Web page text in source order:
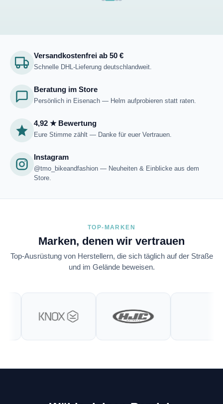
Versandkostenfrei ab 50 €
Schnelle DHL-Lieferung deutschlandweit.
Beratung im Store
Persönlich in Eisenach — Helm aufprobieren statt raten.
4,92 ★ Bewertung
Eure Stimme zählt — Danke für euer Vertrauen.
Instagram
@tmo_bikeandfashion — Neuheiten & Einblicke aus dem
Store.
TOP-MARKEN
Marken, denen wir vertrauen
Top-Ausrüstung von Herstellern, die sich täglich auf der Straße
und im Gelände beweisen.